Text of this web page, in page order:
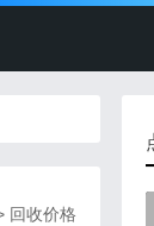
回收价格